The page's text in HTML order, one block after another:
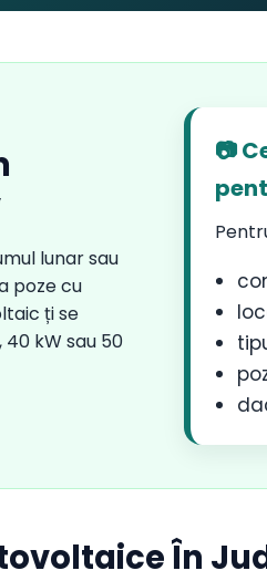
lunar sau
poze cu
ți se
40 kW sau 50
📷
În